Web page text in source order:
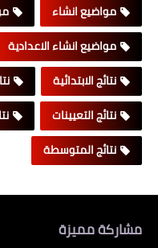
مواضيع انشاء
مواضيع انشاء الاعدادية
نتائج الابتدائية
نتائج التعيينات
نتائج المتوسطة
مشاركة مميزة